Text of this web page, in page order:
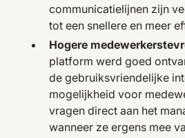
communicatielijnen zijn
tot een snellere en meer
Hogere
platform werd goed
de gebruiksvriendelijke
mogelijkheid voor
vragen direct aan het
wanneer ze ergens mee